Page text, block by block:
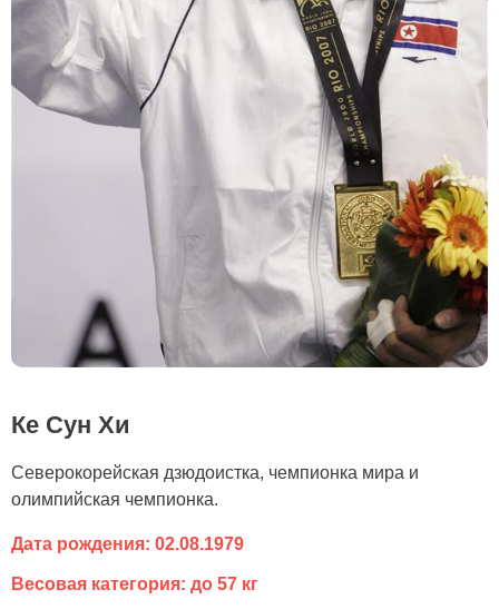
Ке Сун Хи
Северокорейская дзюдоистка, чемпионка мира и
олимпийская чемпионка.
Дата рождения: 02.08.1979
Весовая категория: до 57 кг